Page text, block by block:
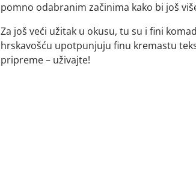
pomno odabranim začinima kako bi još
Za još veći užitak u okusu, tu su i fini
hrskavošću upotpunjuju finu kremastu
pripreme – uživajte!